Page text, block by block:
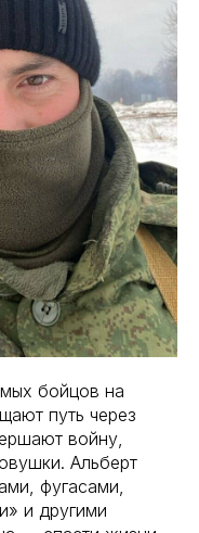
бойцов на
путь через
войну,
Альберт
фугасами,
и другими